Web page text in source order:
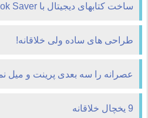
ساخت کتابهای دیجیتال با Book Saver
طراحی های ساده ولی خلاقانه!
عصرانه را سه بعدی پرینت و میل
9 يخچال خلاقانه